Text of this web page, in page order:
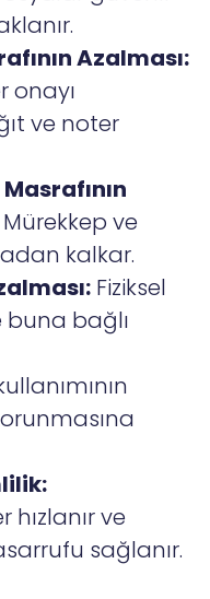
Azalması:
onayı
ve noter
Mürekkep ve
kalkar.
Fiziksel
buna bağlı
ve
sağlanır.